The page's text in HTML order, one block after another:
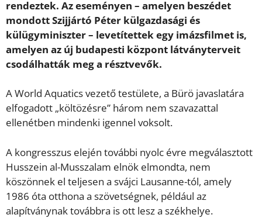
rendeztek. Az eseményen – amelyen beszédet
mondott Szijjártó Péter külgazdasági és
külügyminiszter – levetítettek egy imázsfilmet is,
amelyen az új budapesti központ látványterveit
csodálhatták meg a résztvevők.
A World Aquatics vezető testülete, a Bürö javaslatára
elfogadott „költözésre” három nem szavazattal
ellenétben mindenki igennel voksolt.
A kongresszus elején további nyolc évre megválasztott
Husszein al-Musszalam elnök elmondta, nem
köszönnek el teljesen a svájci Lausanne-tól, amely
1986 óta otthona a szövetségnek, például az
alapítványnak továbbra is ott lesz a székhelye.